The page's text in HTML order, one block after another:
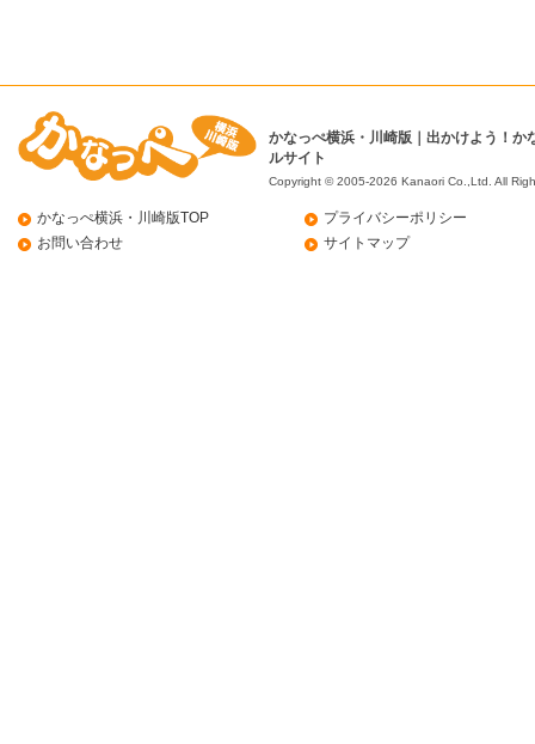
かなっぺ横浜・川崎版｜出かけよう！か
ルサイト
Copyright © 2005-2026 Kanaori Co.,Ltd. All
かなっぺ横浜・川崎版TOP
お問い合わせ
プライバシーポリシー
サイトマップ